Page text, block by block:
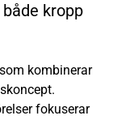
kropp
kombinerar
fokuserar